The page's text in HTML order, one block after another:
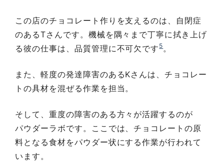
この店のチョコレート作りを支えるのは、自閉症
のあるTさんです。機械を隅々まで丁寧に拭き上げ
る彼の仕事は、品質管理に不可欠です5。
また、軽度の発達障害のあるKさんは、チョコレー
トの具材を混ぜる作業を担当。
そして、重度の障害のある方々が活躍するのが
パウダーラボです。ここでは、チョコレートの原
料となる食材をパウダー状にする作業が行われて
います。